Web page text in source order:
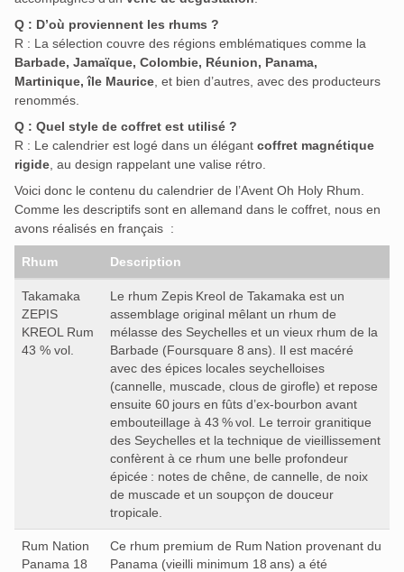
Q : D’où proviennent les rhums ?
R : La sélection couvre des régions emblématiques comme la
Barbade, Jamaïque, Colombie, Réunion, Panama,
Martinique, île Maurice , et bien d’autres, avec des producteurs
renommés
Q : Quel style de coffret est utilisé ?
R : Le calendrier est logé dans un élégant coffret magnétique
rigide , au design rappelant une valise rétro
Voici donc le contenu du calendrier de l’Avent Oh Holy Rhum.
Comme les descriptifs sont en allemand dans le coffret, nous en
avons réalisés en français :
Rhum Description
Takamaka
ZEPIS
KREOL Rum
43 % vol.
Le rhum Zepis Kreol de Takamaka est un
assemblage original mêlant un rhum de
mélasse des Seychelles et un vieux rhum de la
Barbade (Foursquare 8 ans). Il est macéré
avec des épices locales seychelloises
(cannelle, muscade, clous de girofle) et repose
ensuite 60 jours en fûts d’ex‑bourbon avant
embouteillage à 43 % vol. Le terroir granitique
des Seychelles et la technique de vieillissement
confèrent à ce rhum une belle profondeur
épicée : notes de chêne, de cannelle, de noix
de muscade et un soupçon de douceur
tropicale.
Rum Nation
Panama 18
Ce rhum premium de Rum Nation provenant du
Panama (vieilli minimum 18 ans) a été